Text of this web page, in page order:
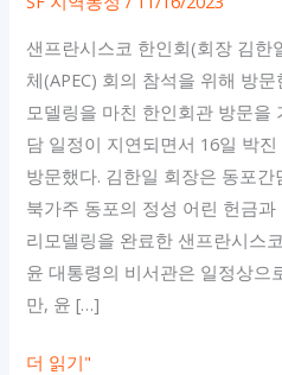
샌프란시스코 한인회(회장 김한
체(APEC) 회의 참석을 위해 방
모델링을 마친 한인회관 방문을
담 일정이 지연되면서 16일 박
방문했다. 김한일 회장은 동포
북가주 동포의 정성 어린 헌금
리모델링을 완료한 샌프란시스
윤 대통령의 비서관은 일정상으
만, 윤 […]
윤
더 읽기"